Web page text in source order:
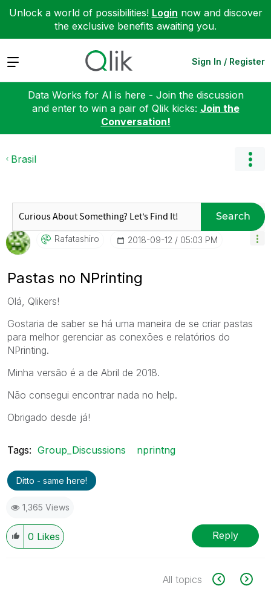
Unlock a world of possibilities! Login now and discover
the exclusive benefits awaiting you.
Expand Sign In / Register
Data Works for AI is here - Join the discussion
and enter to win a pair of Qlik kicks: Join the
Conversation!
Brasil
Search
Rafatashiro ‎2018-09-12 05:03 PM
Pastas no NPrinting
Olá, Qlikers!
Gostaria de saber se há uma maneira de se criar pastas
para melhor gerenciar as conexões e relatórios do
NPrinting.
Minha versão é a de Abril de 2018.
Não consegui encontrar nada no help.
Obrigado desde já!
Tags: Group_Discussions nprintng
Ditto - same here!
1,365 Views
0 Likes Reply
All topics